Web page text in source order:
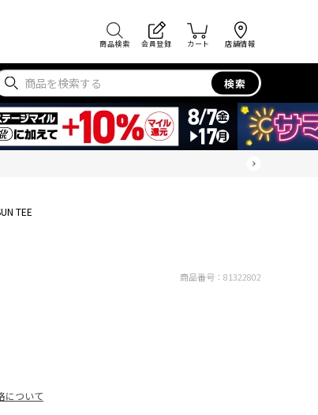
商品検索 会員登録 カート 店舗情報
検索
TEE
について
商品番号： 81322802